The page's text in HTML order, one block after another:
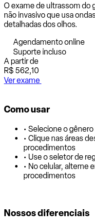
O exame de ultrassom do
não invasivo que usa
detalhadas dos olhos.
Agendamento online
Suporte incluso
A partir de
R$ 562,10
Ver exame
Como usar
• Selecione o
• Clique nas áreas
procedimentos
• Use o seletor de
• No celular, alterne
procedimentos
Nossos diferenciais